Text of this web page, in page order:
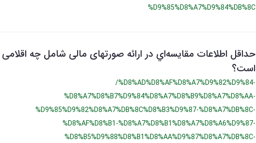
%D9%85%D8%A7%D9%84%DB%8C
حداقل اطلاعات مقايسه‌اي در ارائه صورتهای مالی شامل چه اقلامی
است؟
/%D8%AD%D8%AF%D8%A7%D9%82%D9%84-
%D8%A7%D8%B7%D9%84%D8%A7%D8%B9%D8%A7%D8%AA-
%D9%85%D9%82%D8%A7%DB%8C%D8%B3%D9%87-%D8%A7%DB%8C-
%D8%AF%D8%B1-%D8%A7%D8%B1%D8%A7%D8%A6%D9%87-
%D8%B5%D9%88%D8%B1%D8%AA%D9%87%D8%A7%DB%8C-